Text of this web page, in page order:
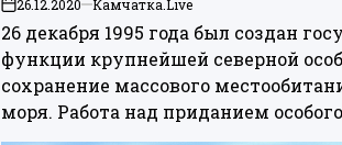
on26.12.2020 Камчатка.Live
26 декабря 1995 года был создан
функции крупнейшей северной
сохранение массового
моря. Работа над приданием